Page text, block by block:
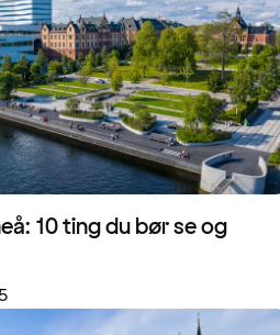
10 ting du bør se og